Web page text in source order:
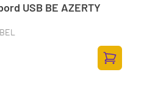
USB BE AZERTY